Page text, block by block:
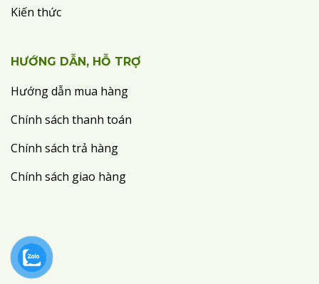
Kiến thức
HƯỚNG DẪN, HỖ TRỢ
Hướng dẫn mua hàng
Chính sách thanh toán
Chính sách trả hàng
Chính sách giao hàng